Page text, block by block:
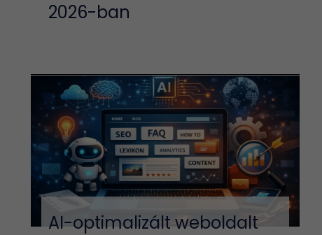
2026-ban
AI-optimalizált weboldalt